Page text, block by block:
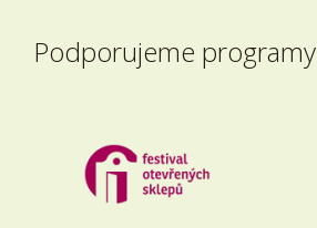
Podporujeme programy